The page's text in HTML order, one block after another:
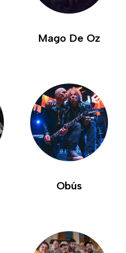
Mago De Oz
Obús